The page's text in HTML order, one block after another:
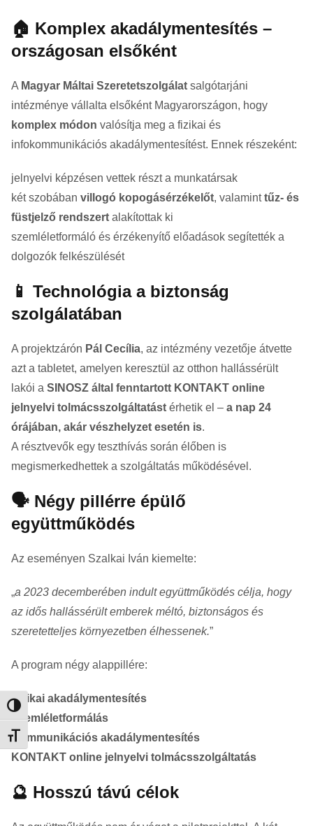
Nagy kontraszt váltása
Betűméret váltása
🏠 Komplex akadálymentesítés –
országosan elsőként
A Magyar Máltai Szeretetszolgálat salgótarjáni
intézménye vállalta elsőként Magyarországon, hogy
komplex módon valósítja meg a fizikai és
infokommunikációs akadálymentesítést. Ennek részeként:
jelnyelvi képzésen vettek részt a munkatársak
két szobában villogó kopogásérzékelőt, valaminttűz- és
füstjelző rendszert alakítottak ki
szemléletformáló és érzékenyítő előadások segítették a
dolgozók felkészülését
📱 Technológia a biztonság
szolgálatában
A projektzárón Pál Cecília, az intézmény vezetője átvette
azt a tabletet, amelyen keresztül az otthon hallássérült
lakói a SINOSZ által fenntartott KONTAKT online
jelnyelvi tolmácsszolgáltatást érhetik el – a nap 24
órájában, akár vészhelyzet esetén is.
A résztvevők egy teszthívás során élőben is
megismerkedhettek a szolgáltatás működésével.
🗣️ Négy pillérre épülő
együttműködés
Az eseményen Szalkai Iván kiemelte:
„a 2023 decemberében indult együttműködés célja, hogy
az idős hallássérült emberek méltó, biztonságos és
szeretetteljes környezetben élhessenek.”
A program négy alappillére:
Fizikai akadálymentesítés
Szemléletformálás
Kommunikációs akadálymentesítés
KONTAKT online jelnyelvi tolmácsszolgáltatás
🔮 Hosszú távú célok